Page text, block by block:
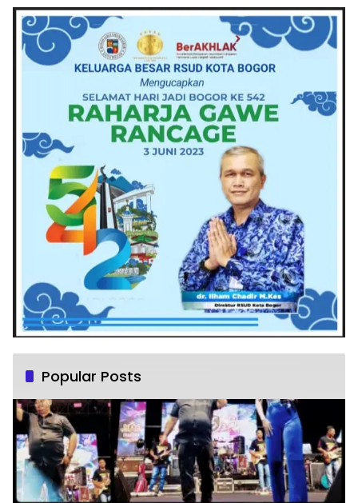
Popular Posts